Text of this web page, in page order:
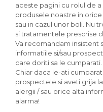
aceste pagini cu rolul de
produsele noastre in
sau in cazul unor boli. Nu
si tratamentele prescrise
Va recomandam insistent
informatiile si/sau
care doriti sa le cumparati.
Chiar daca le-ati
prospectele si aveti grija
alergii / sau orice alta
alarma!